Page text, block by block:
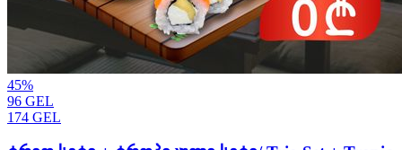
45%
96 GEL
174 GEL